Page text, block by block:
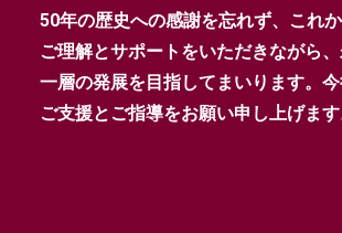
50年の歴史への感謝を忘れず、これ
ご理解とサポートをいただきながら
一層の発展を目指してまいります。
ご支援とご指導をお願い申し上げます